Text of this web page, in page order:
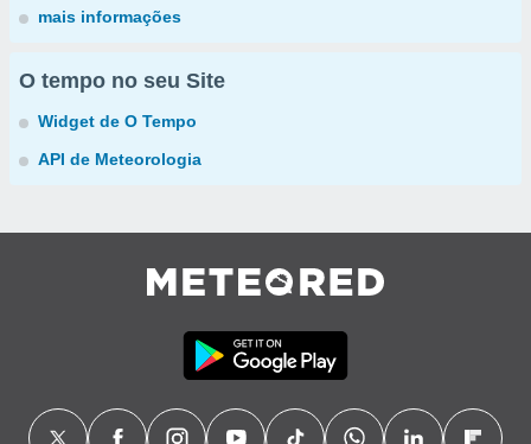
mais informações
O tempo no seu Site
Widget de O Tempo
API de Meteorologia